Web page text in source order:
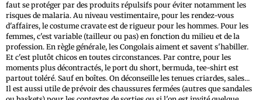
faut se protéger par des produits répulsifs pour éviter notamment les
risques de malaria. Au niveau vestimentaire, pour les rendez-vous
d'affaires, le costume cravate est de rigueur pour les hommes. Pour les
femmes, c'est variable (tailleur ou pas) en fonction du milieu et de la
profession. En règle générale, les Congolais aiment et savent s'habiller.
Et c'est plutôt chicos en toutes circonstances. Par contre, pour les
moments plus décontractés, le port du short, bermuda, tee-shirt est
partout toléré. Sauf en boîtes. On déconseille les tenues criardes, sales...
Il est aussi utile de prévoir des chaussures fermées (autres que sandales